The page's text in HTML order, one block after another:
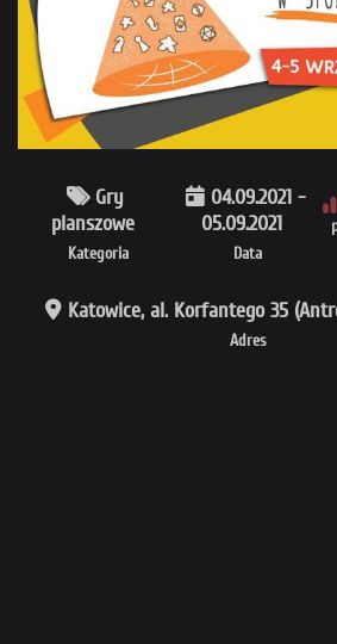
Kategoria
Gry
planszowe
Data
04.09.2021 -
05.09.2021
Adres
Katowice, al. Korfantego 35